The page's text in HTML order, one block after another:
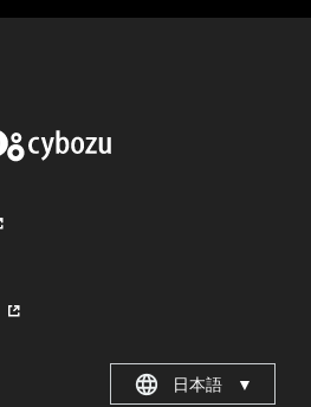
日本語 ▼